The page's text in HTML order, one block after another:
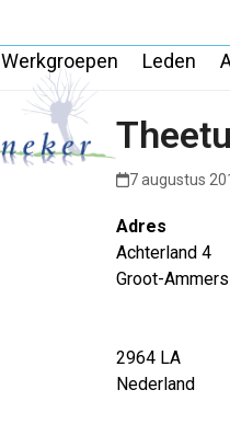
Werkgroepen Leden
7 augustus
Adres
Achterland 4
Groot-Ammers
2964 LA
Nederland